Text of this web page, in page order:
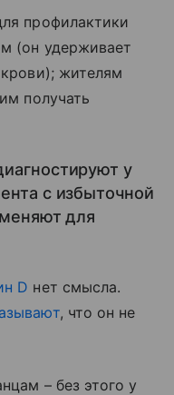
профилактики
(он удерживает
жителям
получать
у
с избыточной
для
D нет смысла.
, что он не
– без этого у